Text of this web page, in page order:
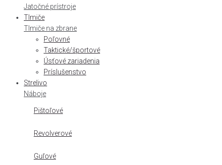
Jatočné prístroje
Tlmiče
Tlmiče na zbrane
Poľovné
Taktické/športové
Úsťové zariadenia
Príslušenstvo
Strelivo
Náboje
Pištoľové
Revolverové
Guľové